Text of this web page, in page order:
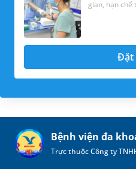
Đặt
Bệnh viện đa
Trực thuộc Công ty